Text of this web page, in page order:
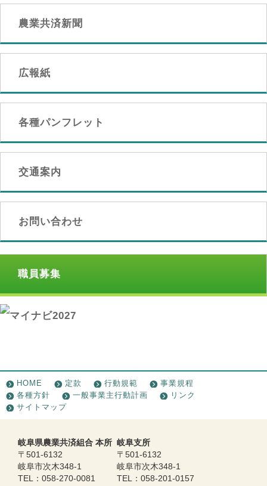
農業共済新聞
広報紙
各種パンフレット
交通案内
お問い合わせ
職員募集
HOME 定款 行動規範
事業規程
各種方針
一般事業主行動計画
リンク
サイトマップ
岐阜県農業共済組合 本所
〒501-6132
岐阜市次木348-1
TEL：058-270-0081
岐阜支所
〒501-6132
岐阜市次木348-1
TEL：058-201-0157